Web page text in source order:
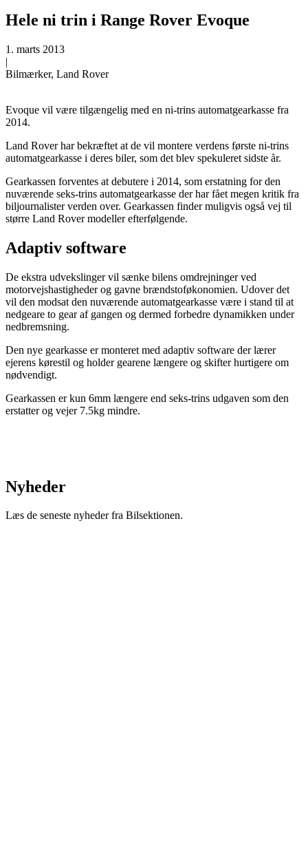
Hele ni trin i Range Rover Evoque
1. marts 2013
|
Bilmærker, Land Rover
Evoque vil være tilgængelig med en ni-trins automatgearkasse fra
2014.
Land Rover har bekræftet at de vil montere verdens første ni-trins
automatgearkasse i deres biler, som det blev spekuleret sidste år.
Gearkassen forventes at debutere i 2014, som erstatning for den
nuværende seks-trins automatgearkasse der har fået megen kritik fra
biljournalister verden over. Gearkassen finder muligvis også vej til
større Land Rover modeller efterfølgende.
Adaptiv software
De ekstra udvekslinger vil sænke bilens omdrejninger ved
motorvejshastigheder og gavne brændstoføkonomien. Udover det
vil den modsat den nuværende automatgearkasse være i stand til at
nedgeare to gear af gangen og dermed forbedre dynamikken under
nedbremsning.
Den nye gearkasse er monteret med adaptiv software der lærer
ejerens kørestil og holder gearene længere og skifter hurtigere om
nødvendigt.
Gearkassen er kun 6mm længere end seks-trins udgaven som den
erstatter og vejer 7.5kg mindre.
Nyheder
Læs de seneste nyheder fra Bilsektionen.